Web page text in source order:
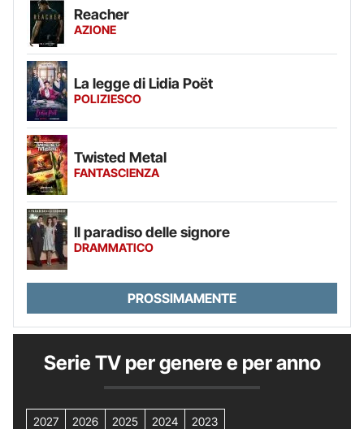
Reacher
AZIONE
La legge di Lidia Poët
POLIZIESCO
Twisted Metal
FANTASCIENZA
Il paradiso delle signore
DRAMMATICO
PROSSIMAMENTE
Serie TV per genere e per anno
2027 2026 2025 2024 2023